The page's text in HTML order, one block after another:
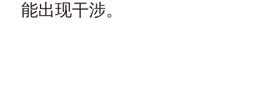
能出现干涉。